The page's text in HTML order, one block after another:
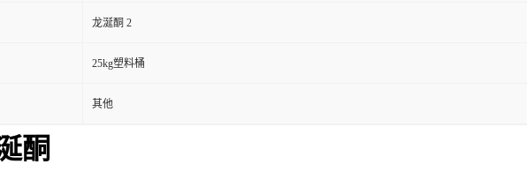
龙涎酮 2
25kg塑料桶
其他
酮